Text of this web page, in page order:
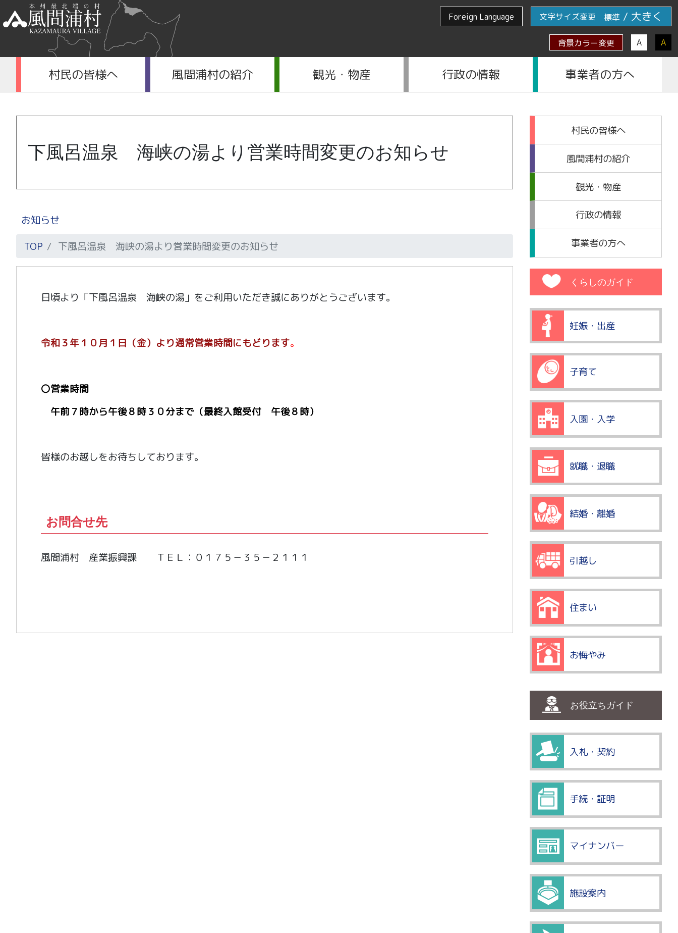
Foreign Language 文字サイズ変更 標準 / 大きく
背景カラー変更 A A
村民の皆様へ 風間浦村の紹介 観光・物産 行政の情報 事業者の方へ
下風呂温泉 海峡の湯より営業時間変更のお知らせ
お知らせ
TOP
下風呂温泉 海峡の湯より営業時間変更のお知らせ
日頃より「下風呂温泉 海峡の湯」をご利用いただき誠にありがとうございます。
令和３年１０月１日（金）より通常営業時間にもどります。
〇営業時間
午前７時から午後８時３０分まで（最終入館受付 午後８時）
皆様のお越しをお待ちしております。
お問合せ先
風間浦村 産業振興課 ＴＥＬ：０１７５－３５－２１１１
村民の皆様へ
風間浦村の紹介
観光・物産
行政の情報
事業者の方へ
くらしのガイド
妊娠・出産
子育て
入園・入学
就職・退職
結婚・離婚
引越し
住まい
お悔やみ
お役立ちガイド
入札・契約
手続・証明
マイナンバー
施設案内